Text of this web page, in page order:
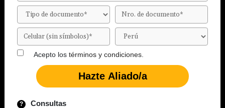
Acepto los términos y condiciones.
Consultas